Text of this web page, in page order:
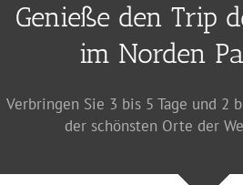
Genieße den Trip
im Norden
Verbringen Sie 3 bis 5 Tage und 2
der schönsten Orte der